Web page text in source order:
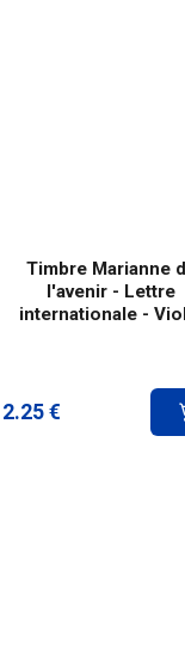
Timbre Marianne
l'avenir - Lettre
internationale -
2.25 €